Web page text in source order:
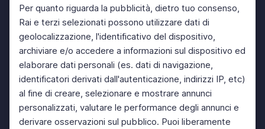
Per quanto riguarda la pubblicità, dietro tuo consenso,
Rai e terzi selezionati possono utilizzare dati di
geolocalizzazione, l'identificativo del dispositivo,
archiviare e/o accedere a informazioni sul dispositivo ed
elaborare dati personali (es. dati di navigazione,
identificatori derivati dall'autenticazione, indirizzi IP, etc)
al fine di creare, selezionare e mostrare annunci
personalizzati, valutare le performance degli annunci e
derivare osservazioni sul pubblico. Puoi liberamente